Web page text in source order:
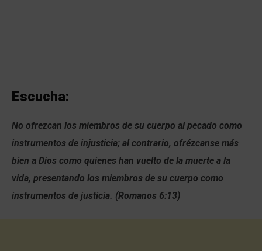
Escucha:
No ofrezcan los miembros de su cuerpo al pecado como
instrumentos de injusticia; al contrario, ofrézcanse más
bien a Dios como quienes han vuelto de la muerte a la
vida, presentando los miembros de su cuerpo como
instrumentos de justicia. (Romanos 6:13)